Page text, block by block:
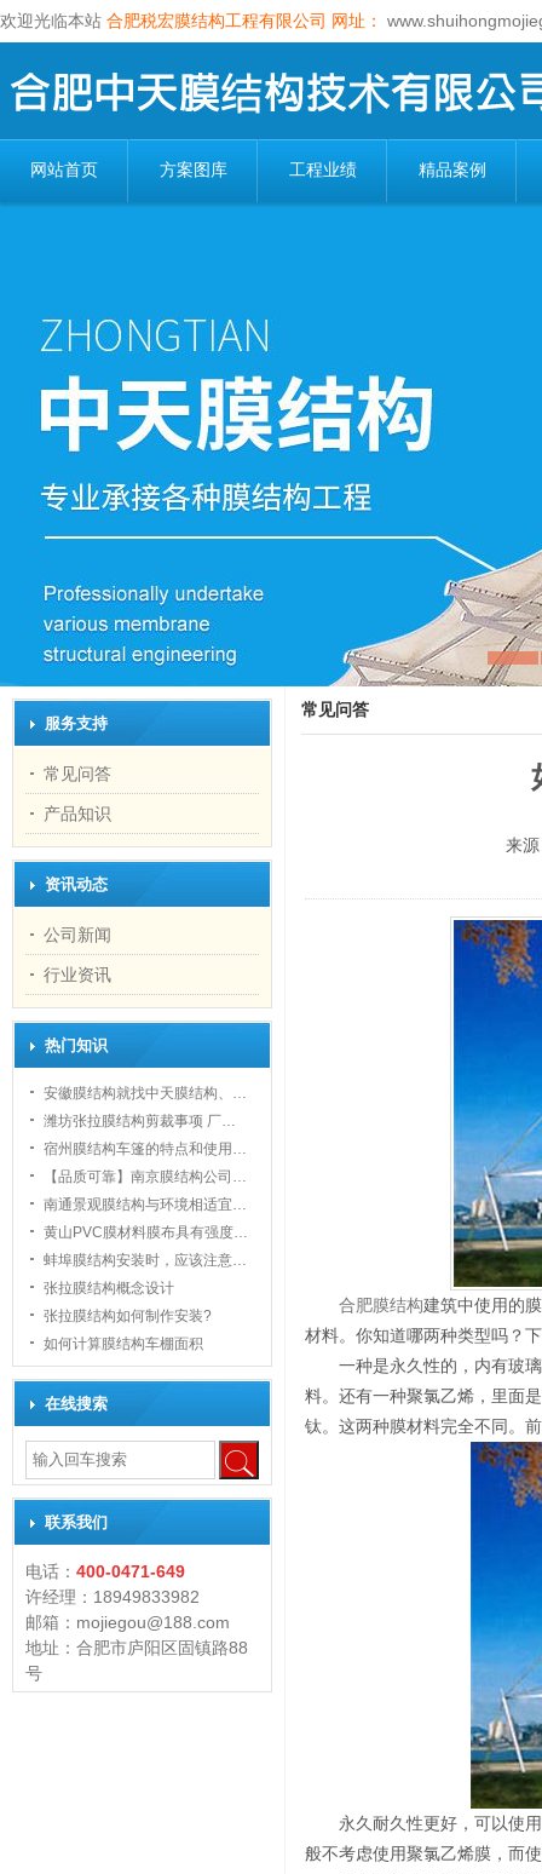
欢迎光临本站 合肥税宏膜结构工程有限公司 网址：
网站首页 方案图库 工程业绩 精品案例
1
服务支持
常见问答
产品知识
资讯动态
公司新闻
行业资讯
热门知识
安徽膜结构就找中天膜结构、…
潍坊张拉膜结构剪裁事项 厂…
宿州膜结构车篷的特点和使用…
【品质可靠】南京膜结构公司…
南通景观膜结构与环境相适宜…
黄山PVC膜材料膜布具有强度…
蚌埠膜结构安装时，应该注意…
张拉膜结构概念设计
张拉膜结构如何制作安装?
如何计算膜结构车棚面积
在线搜索
联系我们
电话： 400-0471-649
许经理：18949833982
邮箱：mojiegou@188.com
地址：合肥市庐阳区固镇路88
号
常见问答
来
合肥膜结构建筑中使用的
材料。你知道哪两种类型吗？
一种是永久性的，内有玻
料。还有一种聚氯乙烯，里面
钛。这两种膜材料完全不同。
永久耐久性更好，可以使
般不考虑使用聚氯乙烯膜，而